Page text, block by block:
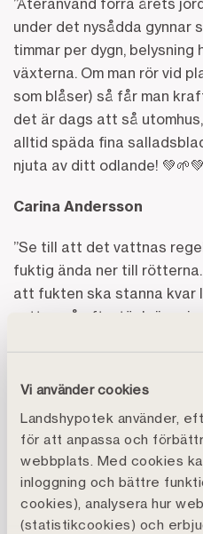
Vi använder cookies
Landshypotek använder,
för att anpassa och
webbplats. Med cookies
inloggning och bättre
cookies), analysera hur
(statistikcookies) och
under det nysådda gynnar
timmar per dygn,
växterna. Om man rör vid
som blåser) så får man
det är dags att så
alltid späda fina
njuta av ditt odlande!
Carina Andersson
”Se till att det vattnas
fuktig ända ner till rötterna.
att fukten ska stanna kvar
vattna så ofta, täck över
Clas Ö